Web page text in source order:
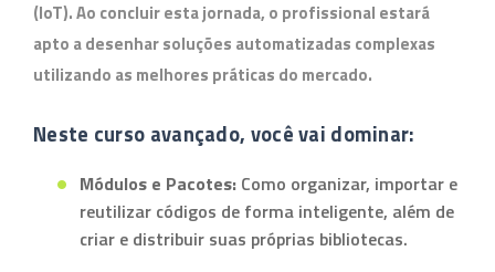
(IoT). Ao concluir esta jornada, o profissional estará
apto a desenhar soluções automatizadas complexas
utilizando as melhores práticas do mercado.
Neste curso avançado, você vai dominar:
Módulos e Pacotes: Como organizar, importar e
reutilizar códigos de forma inteligente, além de
criar e distribuir suas próprias bibliotecas.